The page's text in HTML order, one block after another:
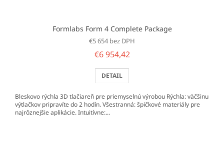
Formlabs Form 4 Complete Package
€5 654 bez DPH
€6 954,42
DETAIL
Bleskovo rýchla 3D tlačiareň pre priemyselnú výrobou Rýchla: väčšinu
výtlačkov pripravíte do 2 hodín. Všestranná: špičkové materiály pre
najrôznejšie aplikácie. Intuitívne:...